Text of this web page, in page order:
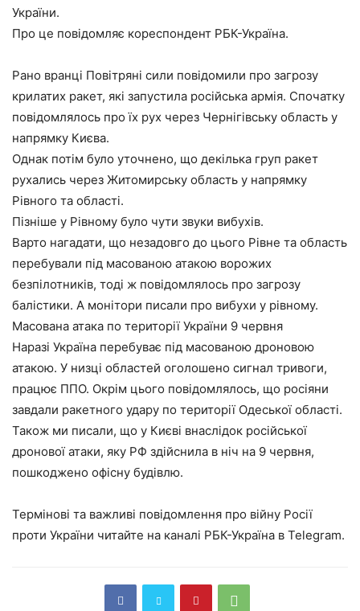
України.
Про це повідомляє кореспондент РБК-Україна.
Рано вранці Повітряні сили повідомили про загрозу
крилатих ракет, які запустила російська армія. Спочатку
повідомлялось про їх рух через Чернігівську область у
напрямку Києва.
Однак потім було уточнено, що декілька груп ракет
рухались через Житомирську область у напрямку
Рівного та області.
Пізніше у Рівному було чути звуки вибухів.
Варто нагадати, що незадовго до цього Рівне та область
перебували під масованою атакою ворожих
безпілотників, тоді ж повідомлялось про загрозу
балістики. А монітори писали про вибухи у рівному.
Масована атака по території України 9 червня
Наразі Україна перебуває під масованою дроновою
атакою. У низці областей оголошено сигнал тривоги,
працює ППО. Окрім цього повідомлялось, що росіяни
завдали ракетного удару по території Одеської області.
Також ми писали, що у Києві внаслідок російської
дронової атаки, яку РФ здійснила в ніч на 9 червня,
пошкоджено офісну будівлю.
Термінові та важливі повідомлення про війну Росії
проти України читайте на каналі РБК-Україна в Telegram.